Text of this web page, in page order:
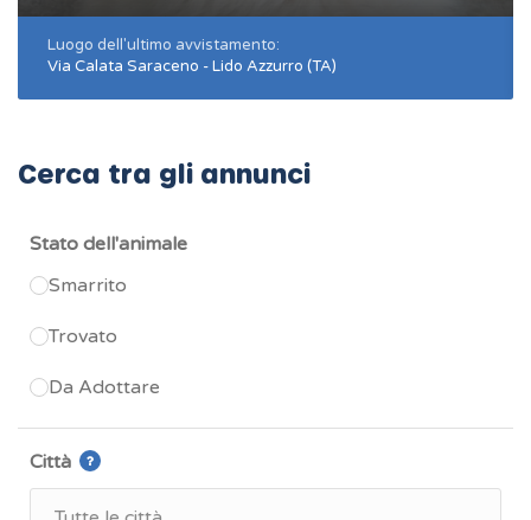
Luogo dell'ultimo avvistamento:
Via Calata Saraceno - Lido Azzurro (TA)
Cerca tra gli annunci
Stato dell'animale
Smarrito
Trovato
Da Adottare
Città